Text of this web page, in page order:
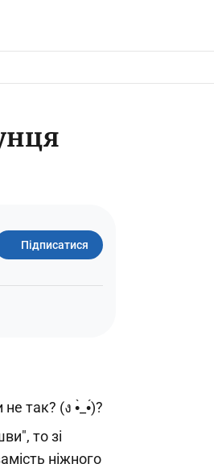
Підписатися
так? (ง •̀_•́)?
то зі
ніжного